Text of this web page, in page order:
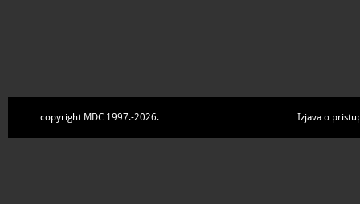
copyright MDC 1997.-2026. Izjava o